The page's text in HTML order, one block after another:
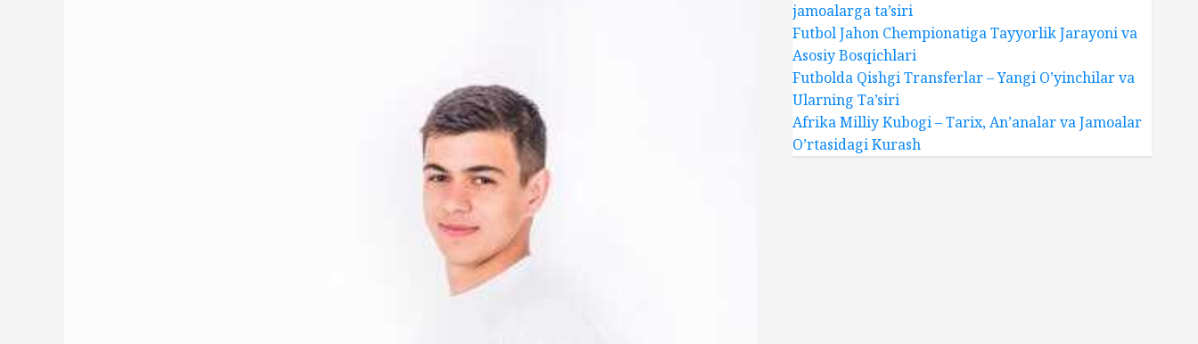
jamoalarga ta’siri
Futbol Jahon Chempionatiga Tayyorlik Jarayoni va
Asosiy Bosqichlari
Futbolda Qishgi Transferlar – Yangi O’yinchilar va
Ularning Ta’siri
Afrika Milliy Kubogi – Tarix, An’analar va Jamoalar
O’rtasidagi Kurash